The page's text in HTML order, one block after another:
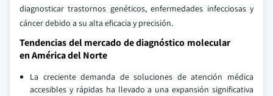
diagnosticar trastornos genéticos, enfermedades infecciosas y
cáncer debido a su alta eficacia y precisión.
Tendencias del mercado de diagnóstico molecular
en América del Norte
La creciente demanda de soluciones de atención médica
accesibles y rápidas ha llevado a una expansión significativa